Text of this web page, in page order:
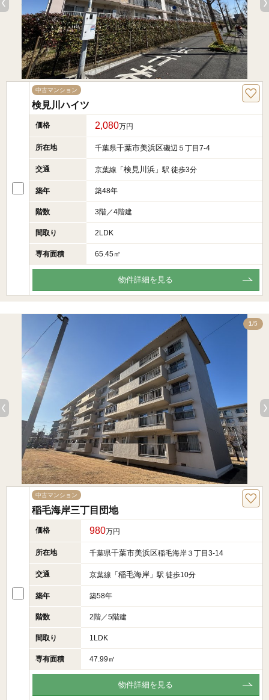
中古マンション
検見川ハイツ
価格 2,080万円
所在地 千葉県千葉市美浜区磯辺５丁目7-4
交通 京葉線「 検見川浜 」駅 徒歩3分
築年 築48年
階数 3階／4階建
間取り 2LDK
専有面積 65.45㎡
物件詳細を見る
1/5
中古マンション
稲毛海岸三丁目団地
価格 980万円
所在地 千葉県千葉市美浜区稲毛海岸３丁目3-14
交通 京葉線「 稲毛海岸 」駅 徒歩10分
築年 築58年
階数 2階／5階建
間取り 1LDK
専有面積 47.99㎡
物件詳細を見る